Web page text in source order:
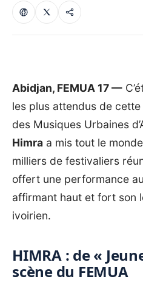
Abidjan, FEMUA 17 —
les plus attendus de cette
des Musiques Urbaines
Himra a mis tout le
milliers de festivaliers
offert une performance
affirmant haut et fort son
ivoirien.
HIMRA : de «
scène du FEMUA